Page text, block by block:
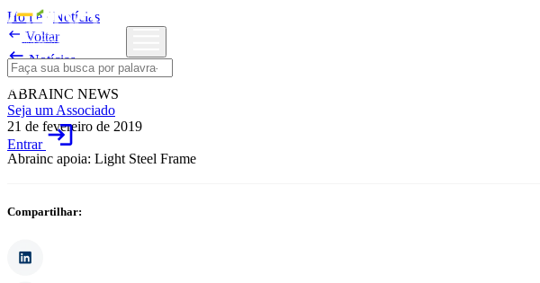
Seja um Associado
Entrarlogin
Home/Notícias
 Voltar
Notícias
ABRAINC NEWS
21 de fevereiro de 2019
Abrainc apoia: Light Steel Frame
Compartilhar: